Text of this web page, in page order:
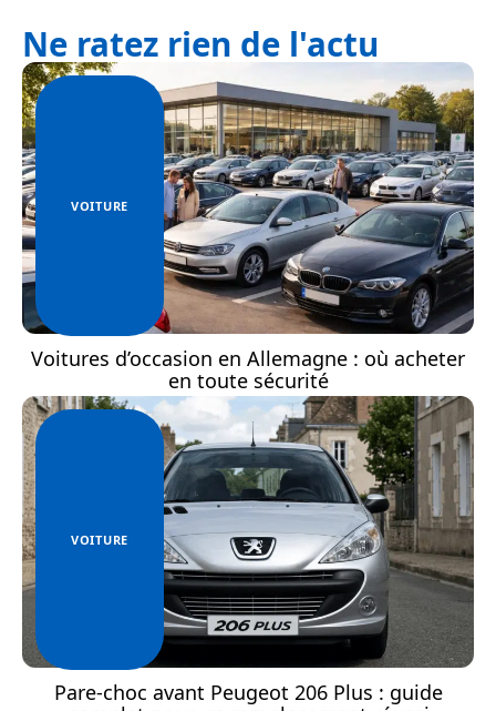
Ne ratez rien de l'actu
VOITURE
Voitures d’occasion en Allemagne : où acheter
en toute sécurité
VOITURE
Pare-choc avant Peugeot 206 Plus : guide